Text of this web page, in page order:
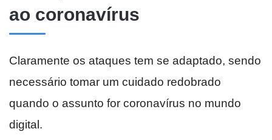
ao coronavírus
Claramente os ataques tem se adaptado, sendo
necessário tomar um cuidado redobrado
quando o assunto for coronavírus no mundo
digital.